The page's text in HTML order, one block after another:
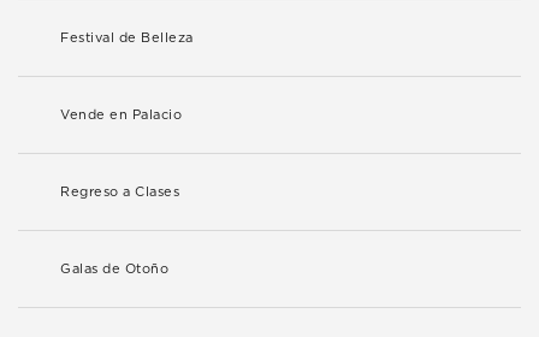
Festival de Belleza
Vende en Palacio
Regreso a Clases
Galas de Otoño